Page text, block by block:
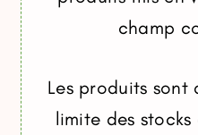
champ
Les produits sont
limite des